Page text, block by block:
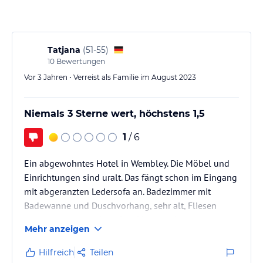
Tatjana (51-55)
10 Bewertungen
Vor 3 Jahren • Verreist als Familie im August 2023
Niemals 3 Sterne wert, höchstens 1,5
1 / 6
Ein abgewohntes Hotel in Wembley. Die Möbel und
Einrichtungen sind uralt. Das fängt schon im Eingang
mit abgeranzten Ledersofa an. Badezimmer mit
Badewanne und Duschvorhang, sehr alt, Fliesen
Außenfassade ist lange her so sieht es nicht mehr
aus.
Mehr anzeigen
Hilfreich Teilen